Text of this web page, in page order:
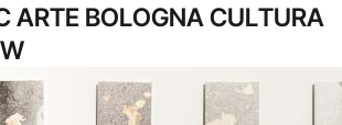
ARTE BOLOGNA CULTURA